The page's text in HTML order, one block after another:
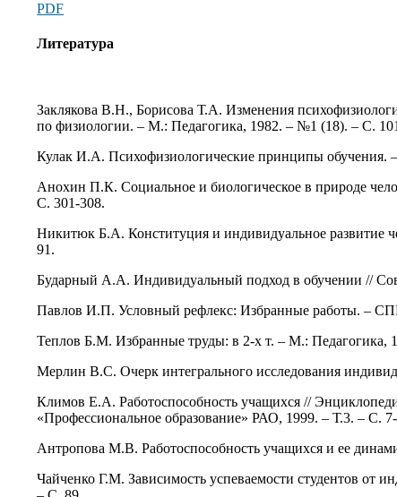
PDF
Литература
Заклякова В.Н., Борисова Т.А. Изменения
по физиологии. – М.: Педагогика, 1982. – №1 (18). – С.
Кулак И.А. Психофизиологические принципы обучения.
Анохин П.К. Социальное и биологическое в природе
С. 301-308.
Никитюк Б.А. Конституция и индивидуальное развитие
91.
Бударный А.А. Индивидуальный подход в обучении //
Павлов И.П. Условный рефлекс: Избранные работы. –
Теплов Б.М. Избранные труды: в 2-х т. – М.: Педагогика,
Мерлин В.С. Очерк интегрального исследования
Климов Е.А. Работоспособность учащихся //
«Профессиональное образование» РАО, 1999. – Т.3. – С.
Антропова М.В. Работоспособность учащихся и ее
Чайченко Г.М. Зависимость успеваемости студентов от